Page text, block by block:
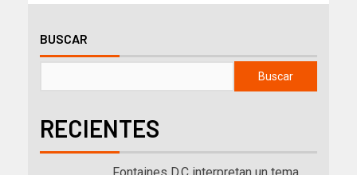
BUSCAR
Buscar
RECIENTES